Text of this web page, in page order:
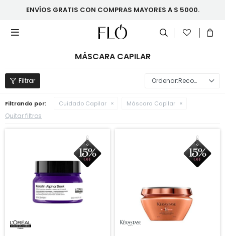
ENVÍOS GRATIS CON COMPRAS MAYORES A $ 5000.

MÁSCARA CAPILAR
Recomendados
Filtrando por: Cuidado Capilar Máscara Capilar
Quitar filtros